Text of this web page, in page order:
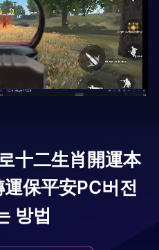
十二生肖開運本
保平安PC버전
방법